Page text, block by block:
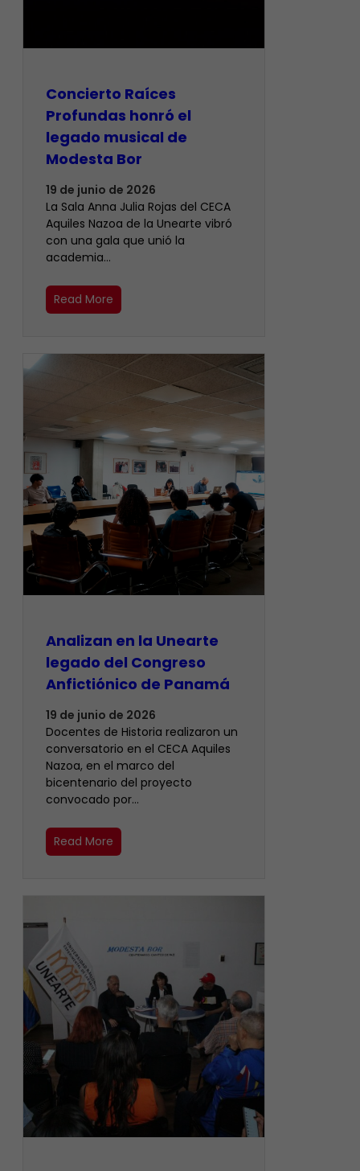
​Concierto Raíces
Profundas honró el
legado musical de
Modesta Bor
19 de junio de 2026
La Sala Anna Julia Rojas del CECA
Aquiles Nazoa de la Unearte vibró
con una gala que unió la
academia…
Read More
Analizan en la Unearte
legado del Congreso
Anfictiónico de Panamá
19 de junio de 2026
Docentes de Historia realizaron un
conversatorio en el CECA Aquiles
Nazoa, en el marco del
bicentenario del proyecto
convocado por…
Read More